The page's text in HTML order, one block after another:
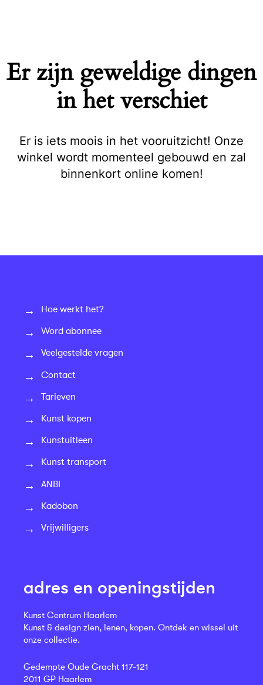
Er zijn geweldige dingen
in het verschiet
Er is iets moois in het vooruitzicht! Onze
winkel wordt momenteel gebouwd en zal
binnenkort online komen!
Hoe werkt het?
Word abonnee
Veelgestelde vragen
Contact
Tarieven
Kunst kopen
Kunstuitleen
Kunst transport
ANBI
Kadobon
Vrijwilligers
adres en openingstijden
Kunst Centrum Haarlem
Kunst & design zien, lenen, kopen. Ontdek en wissel uit
onze collectie.
Gedempte Oude Gracht 117-121
2011 GP Haarlem